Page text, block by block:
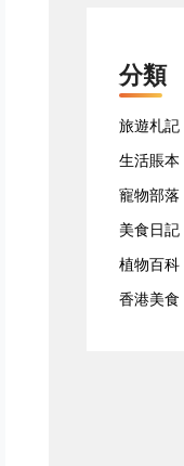
分類
旅遊札記
生活賬本
寵物部落
美食日記
植物百科
香港美食